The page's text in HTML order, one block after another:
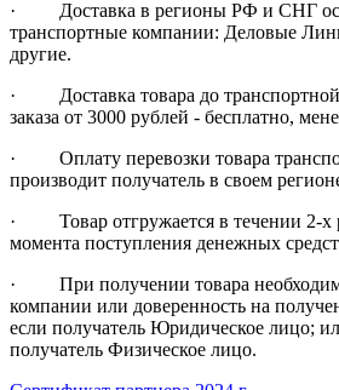
· Доставка в регионы РФ и СНГ
транспортные компании: Деловые
другие.
· Доставка товара до
заказа от 3000 рублей - бесплатно,
· Оплату перевозки товара
производит получатель в своем
· Товар отгружается в течении 2-х
момента поступления денежных
· При получении товара
компании или доверенность на
если получатель Юридическое лицо;
получатель Физическое лицо.